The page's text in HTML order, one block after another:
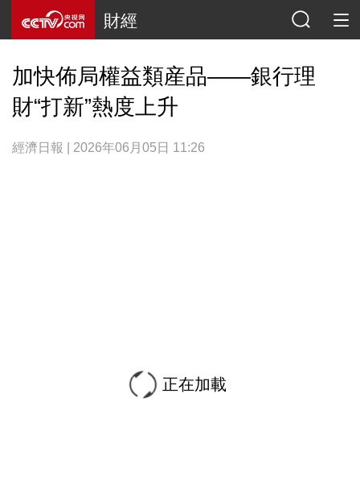
財經
加快佈局權益類産品——銀行理
財“打新”熱度上升
經濟日報 | 2026年06月05日 11:26
正在加載